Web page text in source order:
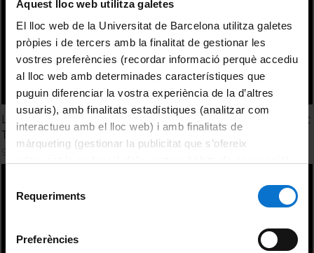
Aquest lloc web utilitza galetes
El lloc web de la Universitat de Barcelona utilitza galetes
pròpies i de tercers amb la finalitat de gestionar les
vostres preferències (recordar informació perquè accediu
al lloc web amb determinades característiques que
puguin diferenciar la vostra experiència de la d’altres
usuaris), amb finalitats estadístiques (analitzar com
interactueu amb el lloc web) i amb finalitats de
màrqueting (gestionar la publicitat que s’ofereix
consultar laPolítica de galetes del lloc web de la
Requeriments
Preferències
Lithic movement and exchange across the Adriatic. Robert
Tykot
9 September, 2015